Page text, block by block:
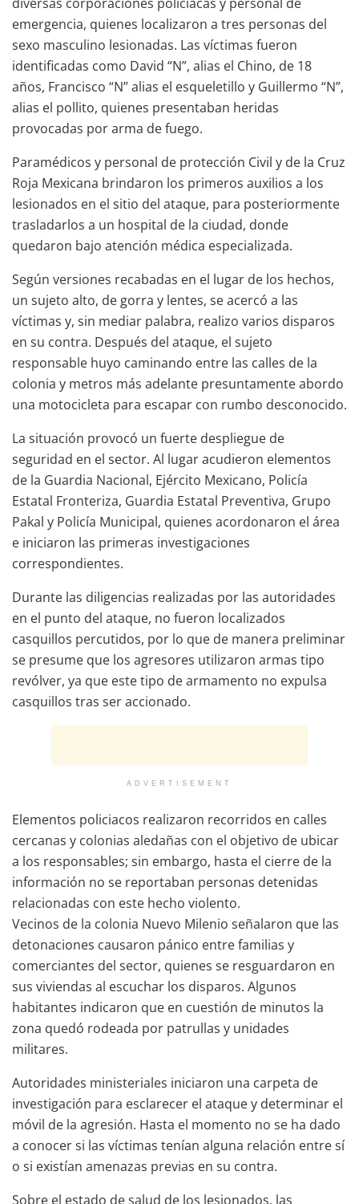
emergencia, quienes localizaron a tres personas del
sexo masculino lesionadas. Las víctimas fueron
identificadas como David “N”, alias el Chino, de 18
años, Francisco “N” alias el esqueletillo y Guillermo “N”,
alias el pollito, quienes presentaban heridas
provocadas por arma de fuego.
Paramédicos y personal de protección Civil y de la Cruz
Roja Mexicana brindaron los primeros auxilios a los
lesionados en el sitio del ataque, para posteriormente
trasladarlos a un hospital de la ciudad, donde
quedaron bajo atención médica especializada.
Según versiones recabadas en el lugar de los hechos,
un sujeto alto, de gorra y lentes, se acercó a las
víctimas y, sin mediar palabra, realizo varios disparos
en su contra. Después del ataque, el sujeto
responsable huyo caminando entre las calles de la
colonia y metros más adelante presuntamente abordo
una motocicleta para escapar con rumbo desconocido.
La situación provocó un fuerte despliegue de
seguridad en el sector. Al lugar acudieron elementos
de la Guardia Nacional, Ejército Mexicano, Policía
Estatal Fronteriza, Guardia Estatal Preventiva, Grupo
Pakal y Policía Municipal, quienes acordonaron el área
e iniciaron las primeras investigaciones
correspondientes.
Durante las diligencias realizadas por las autoridades
en el punto del ataque, no fueron localizados
casquillos percutidos, por lo que de manera preliminar
se presume que los agresores utilizaron armas tipo
revólver, ya que este tipo de armamento no expulsa
casquillos tras ser accionado.
ADVERTISEMENT
Elementos policiacos realizaron recorridos en calles
cercanas y colonias aledañas con el objetivo de ubicar
a los responsables; sin embargo, hasta el cierre de la
información no se reportaban personas detenidas
relacionadas con este hecho violento.
Vecinos de la colonia Nuevo Milenio señalaron que las
detonaciones causaron pánico entre familias y
comerciantes del sector, quienes se resguardaron en
sus viviendas al escuchar los disparos. Algunos
habitantes indicaron que en cuestión de minutos la
zona quedó rodeada por patrullas y unidades
militares.
Autoridades ministeriales iniciaron una carpeta de
investigación para esclarecer el ataque y determinar el
móvil de la agresión. Hasta el momento no se ha dado
a conocer si las víctimas tenían alguna relación entre sí
o si existían amenazas previas en su contra.
Sobre el estado de salud de los lesionados, las